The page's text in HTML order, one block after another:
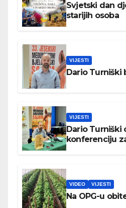
Svjetski dan
starijih osoba
VIJESTI
Dario Turniški
VIJESTI
Dario Turniški
konferenciju
VIDEO VIJESTI
Na OPG-u